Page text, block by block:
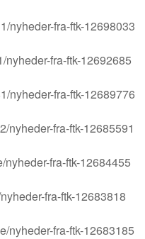
nyheder-fra-ftk-12698033
fra-ftk-12692685
nyheder-fra-ftk-12689776
nyheder-fra-ftk-12685591
fra-ftk-12684455
nyheder-fra-ftk-12683818
nyheder-fra-ftk-12683185